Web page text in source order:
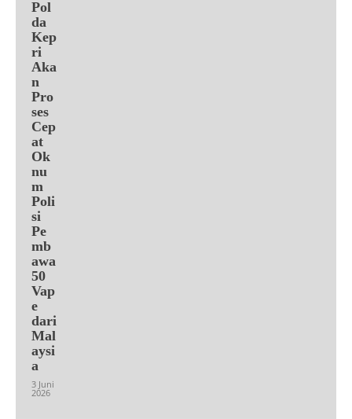
Pol
da
Kep
ri
Aka
n
Pro
ses
Cep
at
Ok
nu
m
Poli
si
Pe
mb
awa
50
Vap
e
dari
Mal
aysi
a
3 Juni
2026